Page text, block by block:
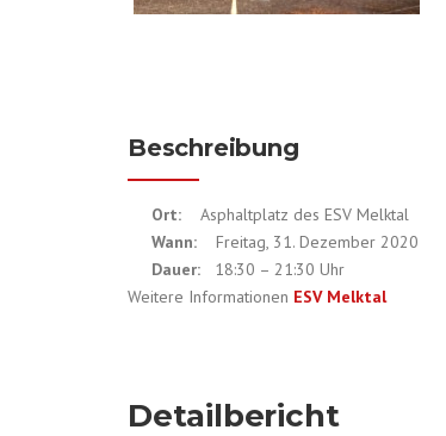
Beschreibung
Ort: Asphaltplatz des ESV Melktal
Wann: Freitag, 31. Dezember 2020
Dauer: 18:30 – 21:30 Uhr
Weitere Informationen ESV Melktal
Detailbericht